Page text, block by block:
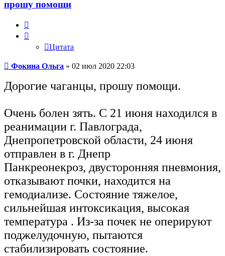
прошу помощи
Цитата
Сообщение
Фокина Ольга » 02 июл 2020 22:03
Дорогие чаганцы, прошу помощи.
Очень болен зять. С 21 июня находился в
реанимации г. Павлограда,
Днепропетровской области, 24 июня
отправлен в г. Днепр
Панкреонекроз, двусторонняя пневмония,
отказывают почки, находится на
гемодиализе. Состояние тяжелое,
сильнейшая интоксикация, высокая
температура . Из-за почек не оперируют
поджелудочную, пытаются
стабилизировать состояние.